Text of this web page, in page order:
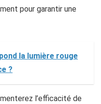
pour garantir une
la lumière rouge
?
l’efficacité de